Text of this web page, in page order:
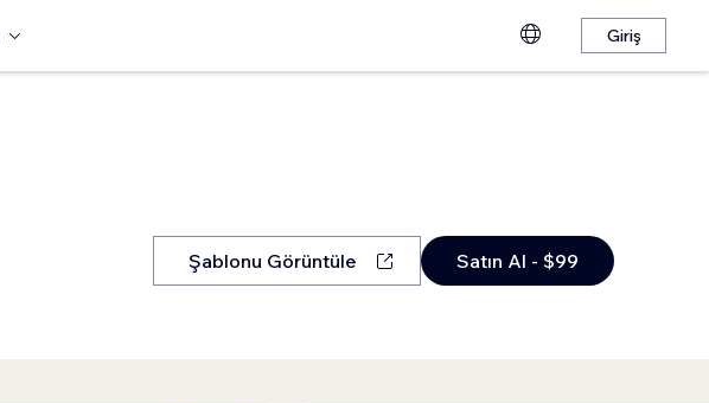
Giriş
Şablonu Görüntüle Satın Al - $99